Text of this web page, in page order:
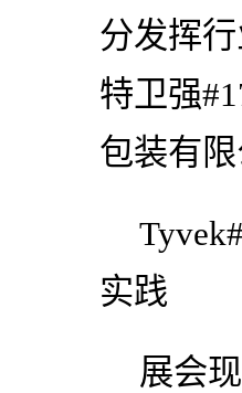
分发挥
特卫强
包装有
实践
展会